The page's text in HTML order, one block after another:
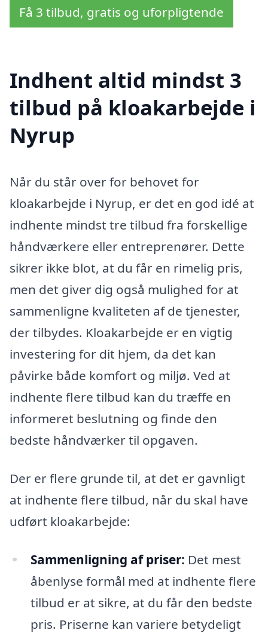
Få 3 tilbud, gratis og uforpligtende
Indhent altid mindst 3
tilbud på kloakarbejde i
Nyrup
Når du står over for behovet for
kloakarbejde i Nyrup, er det en god idé at
indhente mindst tre tilbud fra forskellige
håndværkere eller entreprenører. Dette
sikrer ikke blot, at du får en rimelig pris,
men det giver dig også mulighed for at
sammenligne kvaliteten af de tjenester,
der tilbydes. Kloakarbejde er en vigtig
investering for dit hjem, da det kan
påvirke både komfort og miljø. Ved at
indhente flere tilbud kan du træffe en
informeret beslutning og finde den
bedste håndværker til opgaven.
Der er flere grunde til, at det er gavnligt
at indhente flere tilbud, når du skal have
udført kloakarbejde:
Sammenligning af priser: Det mest
åbenlyse formål med at indhente flere
tilbud er at sikre, at du får den bedste
pris. Priserne kan variere betydeligt